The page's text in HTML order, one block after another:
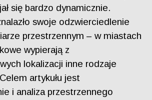
się bardzo dynamicznie.
swoje odzwierciedlenie
przestrzennym – w miastach
wypierają z
lokalizacji inne rodzaje
artykułu jest
i analiza przestrzennego